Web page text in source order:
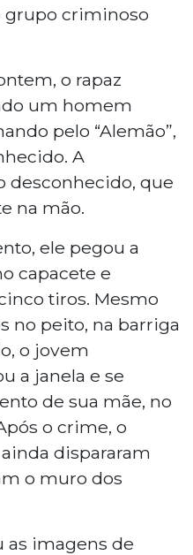
grupo criminoso
o rapaz
um homem
pelo “Alemão”,
A
desconhecido, que
na mão.
ele pegou a
capacete e
tiros. Mesmo
no peito, na barriga
o jovem
a janela e se
de sua mãe, no
o crime, o
dispararam
o muro dos
as imagens de